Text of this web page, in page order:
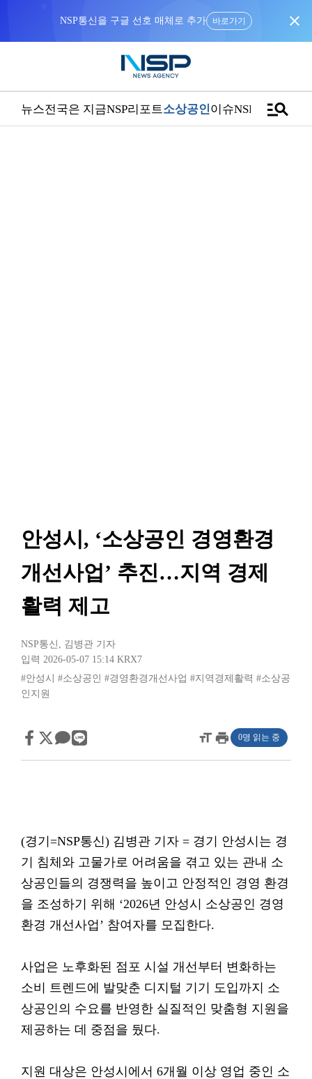
NSP통신을 구글 선호 매체로 추가 바로가기 close
뉴스전국은 지금NSP리포트소상공인이슈NSPTVmanage_search
안성시, ‘소상공인 경영환경
개선사업’ 추진…지역 경제
활력 제고
NSP통신 , 김병관 기자
입력 2026-05-07 15:14 KRX7
#안성시
#소상공인 #경영환경개선사업 #지역경제활력 #소상공
인지원
format_sizeprint 0명 읽는 중
(경기=NSP통신) 김병관 기자 = 경기 안성시는 경
기 침체와 고물가로 어려움을 겪고 있는 관내 소
상공인들의 경쟁력을 높이고 안정적인 경영 환경
을 조성하기 위해 ‘2026년 안성시 소상공인 경영
환경 개선사업’ 참여자를 모집한다.
사업은 노후화된 점포 시설 개선부터 변화하는
소비 트렌드에 발맞춘 디지털 기기 도입까지 소
상공인의 수요를 반영한 실질적인 맞춤형 지원을
제공하는 데 중점을 뒀다.
지원 대상은 안성시에서 6개월 이상 영업 중인 소